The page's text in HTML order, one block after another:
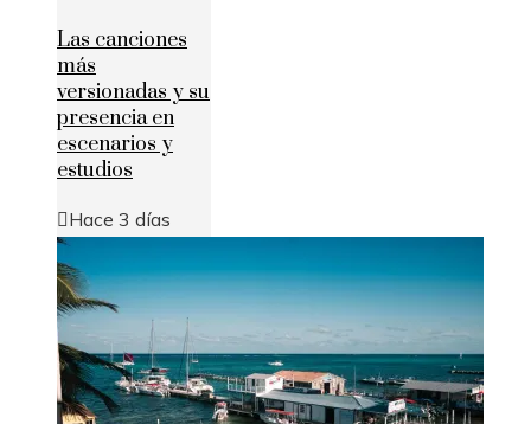
Las canciones
más
versionadas y su
presencia en
escenarios y
estudios
Hace 3 días